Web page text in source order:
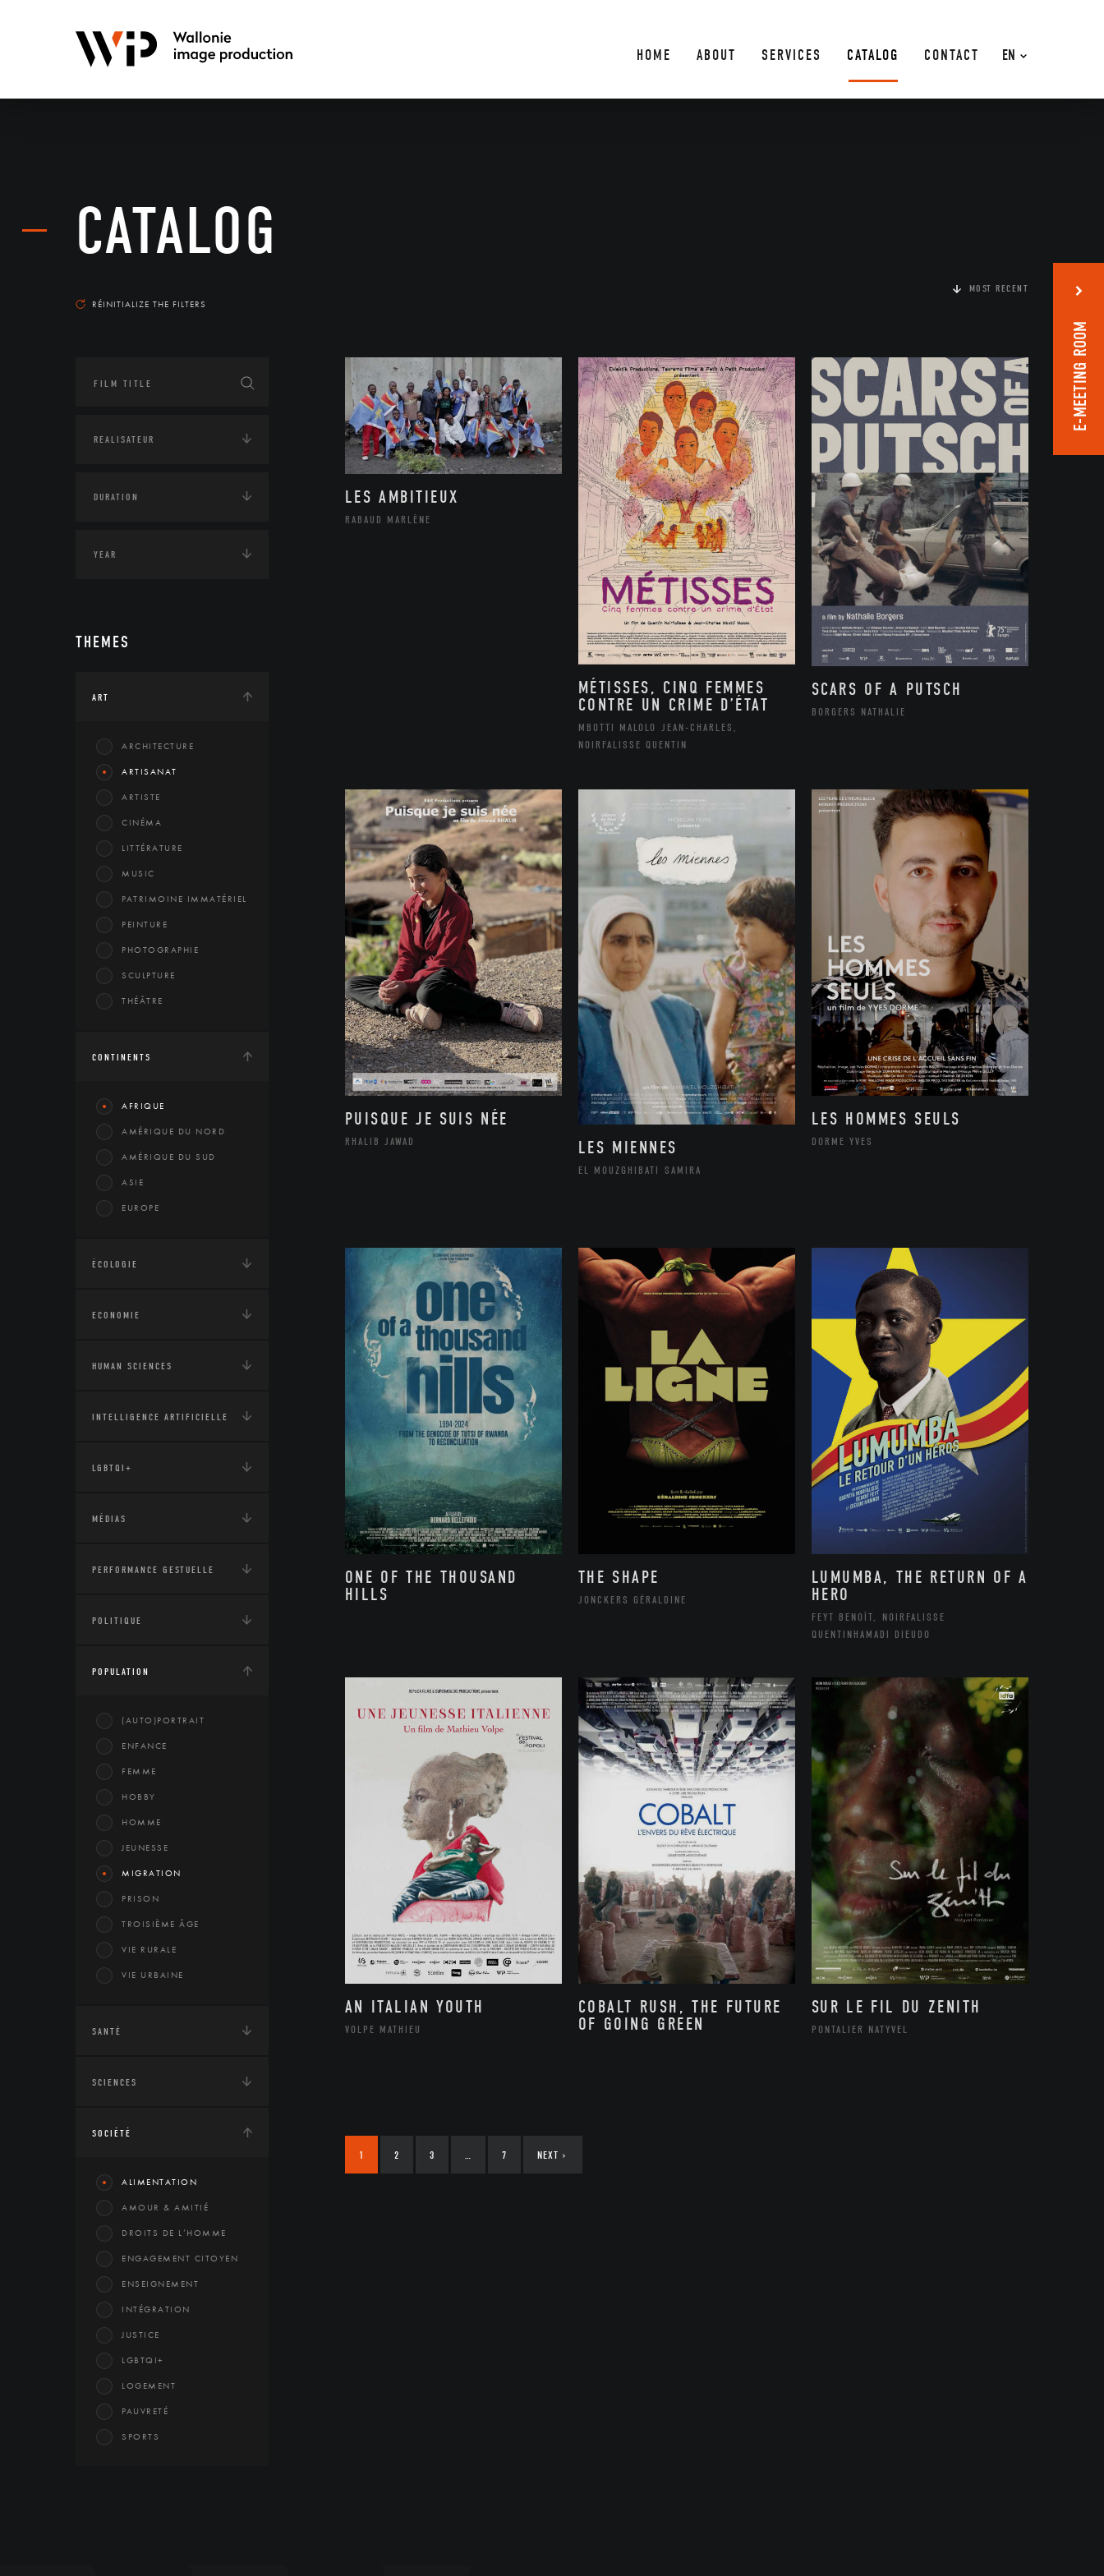
EN
HOME ABOUT SERVICES CATALOG CONTACT
CATALOG
RÉINITIALIZE THE FILTERS
THEMES
ART
ARCHITECTURE
ARTISANAT
ARTISTE
CINÉMA
LITTÉRATURE
MUSIC
PATRIMOINE IMMATÉRIEL
PEINTURE
PHOTOGRAPHIE
SCULPTURE
THÉÂTRE
CONTINENTS
AFRIQUE
AMÉRIQUE DU NORD
AMÉRIQUE DU SUD
ASIE
EUROPE
ÉCOLOGIE
ECONOMIE
HUMAN SCIENCES
INTELLIGENCE ARTIFICIELLE
LGBTQI+
MÉDIAS
PERFORMANCE GESTUELLE
POLITIQUE
POPULATION
(AUTO)PORTRAIT
ENFANCE
FEMME
HOBBY
HOMME
JEUNESSE
MIGRATION
PRISON
TROISIÈME ÂGE
VIE RURALE
VIE URBAINE
SANTÉ
SCIENCES
SOCIÉTÉ
ALIMENTATION
AMOUR & AMITIÉ
DROITS DE L’HOMME
ENGAGEMENT CITOYEN
ENSEIGNEMENT
INTÉGRATION
JUSTICE
LGBTQI+
LOGEMENT
PAUVRETÉ
SPORTS
MOST RECENT
LES AMBITIEUX
RABAUD MARLÈNE
MÉTISSES, CINQ FEMMES
CONTRE UN CRIME D’ÉTAT
MBOTTI MALOLO JEAN-CHARLES,
NOIRFALISSE QUENTIN
SCARS OF A PUTSCH
BORGERS NATHALIE
PUISQUE JE SUIS NÉE
RHALIB JAWAD LES MIENNES
EL MOUZGHIBATI SAMIRA
LES HOMMES SEULS
DORME YVES
ONE OF THE THOUSAND
HILLS
THE SHAPE
JONCKERS GÉRALDINE
LUMUMBA, THE RETURN OF A
HERO
FEYT BENOÎT, NOIRFALISSE
QUENTINHAMADI DIEUDO
AN ITALIAN YOUTH
VOLPE MATHIEU
COBALT RUSH, THE FUTURE
OF GOING GREEN
SUR LE FIL DU ZENITH
PONTALIER NATYVEL
1 2 3 … 7 NEXT ›
E-MEETING ROOM